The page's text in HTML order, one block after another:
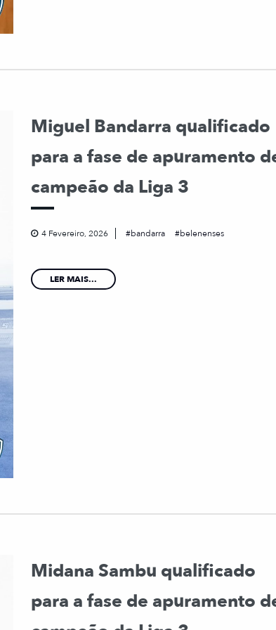
Miguel Bandarra qualificado
para a fase de apuramento
campeão da Liga 3
4 Fevereiro, 2026 bandarra belenenses
LER MAIS...
Midana Sambu qualificado
para a fase de apuramento